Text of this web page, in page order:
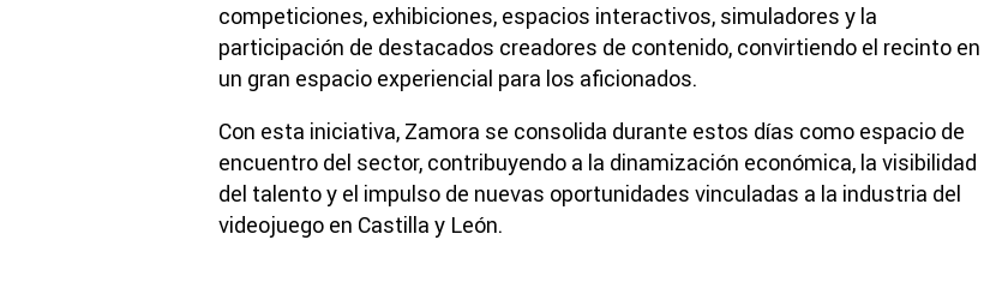
competiciones, exhibiciones, espacios interactivos, simuladores y la
participación de destacados creadores de contenido, convirtiendo el recinto en
un gran espacio experiencial para los aficionados.
Con esta iniciativa, Zamora se consolida durante estos días como espacio de
encuentro del sector, contribuyendo a la dinamización económica, la visibilidad
del talento y el impulso de nuevas oportunidades vinculadas a la industria del
videojuego en Castilla y León.